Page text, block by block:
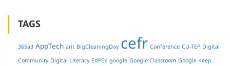
TAGS
365a3 AppTech arit BigCleaningDay cefr Conference CU-TEP Digital
Community Digital Literacy EdPEx google Google Classroom Google Keep